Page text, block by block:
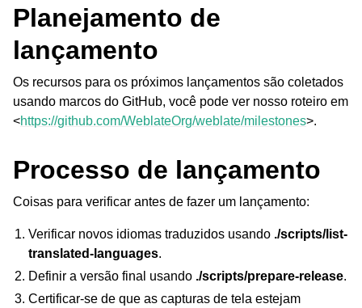
navigation of Formatos de arquivos suportados
navigation of Instruções de configuração
Planejamento de
lançamento
Os recursos para os próximos lançamentos são coletados
usando marcos do GitHub, você pode ver nosso roteiro em
<https://github.com/WeblateOrg/weblate/milestones>.
Processo de lançamento
Coisas para verificar antes de fazer um lançamento:
Verificar novos idiomas traduzidos usando ./scripts/list-
translated-languages.
Definir a versão final usando ./scripts/prepare-release.
Certificar-se de que as capturas de tela estejam